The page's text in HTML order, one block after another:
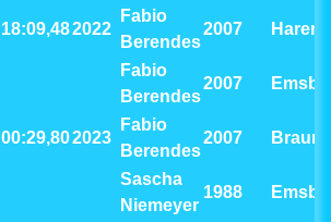
18:09,482022
Fabio
Berendes
2007 Haren
Fabio
Berendes
2007
00:29,802023
Fabio
Berendes
2007
Sascha
Niemeyer
1988